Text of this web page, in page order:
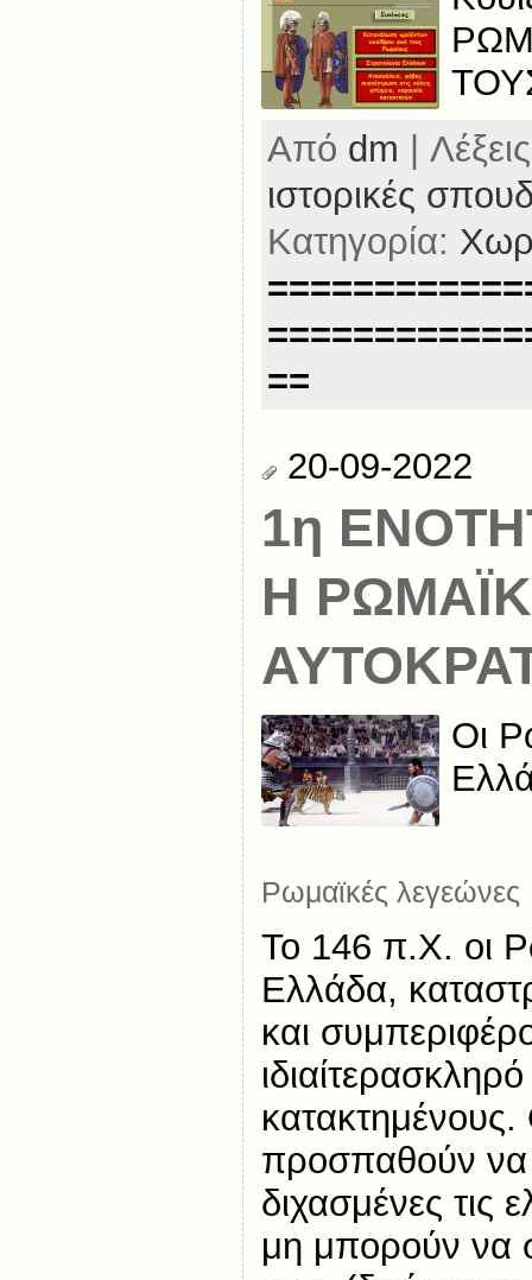
Από dm |
ιστορικές
Κατηγορία:
==
20-09-2022
1η
Η
Οι
Ρωμαϊκές λεγεώνες
Το 146 π.Χ. οι
Ελλάδα,
και
κατακτημένους.
προσπαθούν να
διχασμένες τις
μη μπορούν να